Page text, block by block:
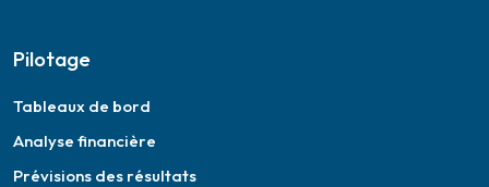
Pilotage
Tableaux de bord
Analyse financière
Prévisions des résultats